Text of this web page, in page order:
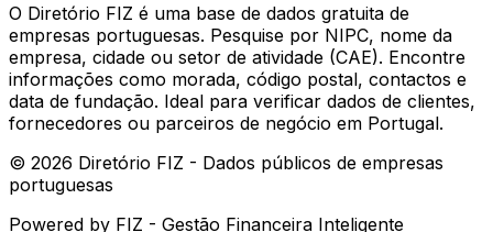
O Diretório FIZ é uma base de dados gratuita de
empresas portuguesas. Pesquise por NIPC, nome da
empresa, cidade ou setor de atividade (CAE). Encontre
informações como morada, código postal, contactos e
data de fundação. Ideal para verificar dados de clientes,
fornecedores ou parceiros de negócio em Portugal.
© 2026 Diretório FIZ - Dados públicos de empresas
portuguesas
Powered by FIZ - Gestão Financeira Inteligente